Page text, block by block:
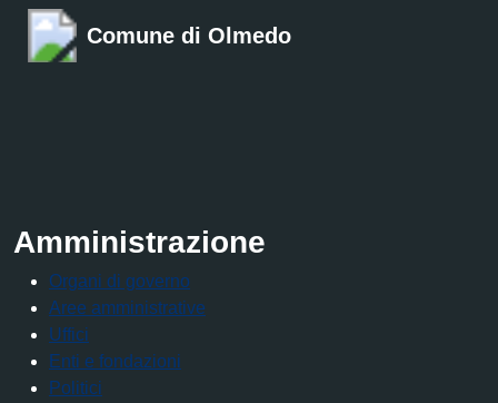
Comune di Olmedo
Amministrazione
Organi di governo
Aree amministrative
Uffici
Enti e fondazioni
Politici